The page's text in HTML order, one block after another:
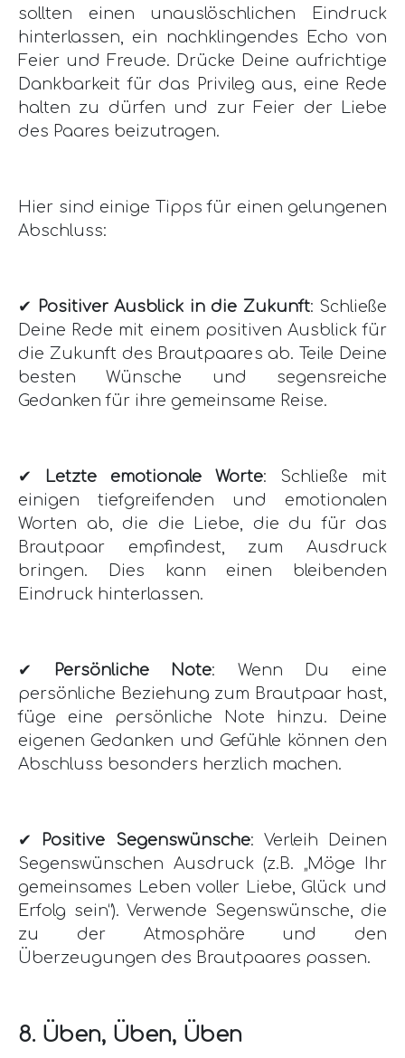
sollten einen unauslöschlichen Eindruck
hinterlassen, ein nachklingendes Echo von
Feier und Freude. Drücke Deine aufrichtige
Dankbarkeit für das Privileg aus, eine Rede
halten zu dürfen und zur Feier der Liebe
des Paares beizutragen.
Hier sind einige Tipps für einen gelungenen
Abschluss:
✔ Positiver Ausblick in die Zukunft: Schließe
Deine Rede mit einem positiven Ausblick für
die Zukunft des Brautpaares ab. Teile Deine
besten Wünsche und segensreiche
Gedanken für ihre gemeinsame Reise.
✔ Letzte emotionale Worte: Schließe mit
einigen tiefgreifenden und emotionalen
Worten ab, die die Liebe, die du für das
Brautpaar empfindest, zum Ausdruck
bringen. Dies kann einen bleibenden
Eindruck hinterlassen.
✔ Persönliche Note: Wenn Du eine
persönliche Beziehung zum Brautpaar hast,
füge eine persönliche Note hinzu. Deine
eigenen Gedanken und Gefühle können den
Abschluss besonders herzlich machen.
✔ Positive Segenswünsche: Verleih Deinen
Segenswünschen Ausdruck (z.B. „Möge Ihr
gemeinsames Leben voller Liebe, Glück und
Erfolg sein“). Verwende Segenswünsche, die
zu der Atmosphäre und den
Überzeugungen des Brautpaares passen.
8. Üben, Üben, Üben